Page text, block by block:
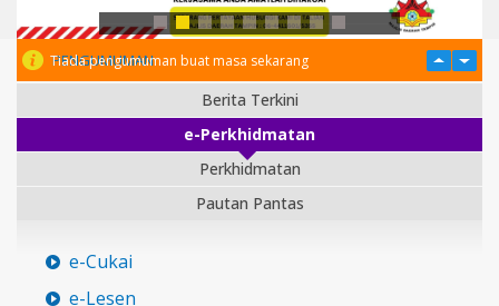
PENGUMUMAN
Tiada pengumuman buat masa sekarang
Berita Terkini
e-Perkhidmatan
Perkhidmatan
Pautan Pantas
e-Cukai
e-Lesen